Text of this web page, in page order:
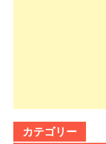
カテゴリー